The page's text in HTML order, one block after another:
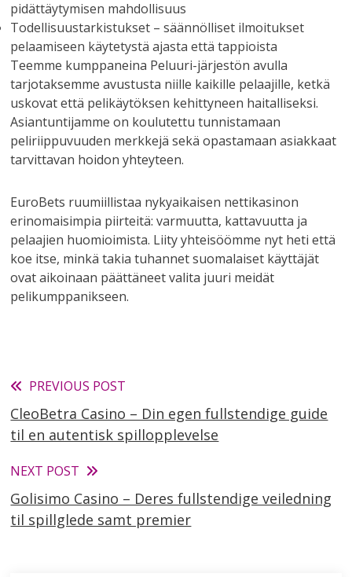
pidättäytymisen mahdollisuus
Todellisuustarkistukset – säännölliset ilmoitukset
pelaamiseen käytetystä ajasta että tappioista
Teemme kumppaneina Peluuri-järjestön avulla
tarjotaksemme avustusta niille kaikille pelaajille, ketkä
uskovat että pelikäytöksen kehittyneen haitalliseksi.
Asiantuntijamme on koulutettu tunnistamaan
peliriippuvuuden merkkejä sekä opastamaan asiakkaat
tarvittavan hoidon yhteyteen.
EuroBets ruumiillistaa nykyaikaisen nettikasinon
erinomaisimpia piirteitä: varmuutta, kattavuutta ja
pelaajien huomioimista. Liity yhteisöömme nyt heti että
koe itse, minkä takia tuhannet suomalaiset käyttäjät
ovat aikoinaan päättäneet valita juuri meidät
pelikumppanikseen.
Read
more
articles
PREVIOUS POST
CleoBetra Casino – Din egen fullstendige guide
til en autentisk spillopplevelse
NEXT POST
Golisimo Casino – Deres fullstendige veiledning
til spillglede samt premier